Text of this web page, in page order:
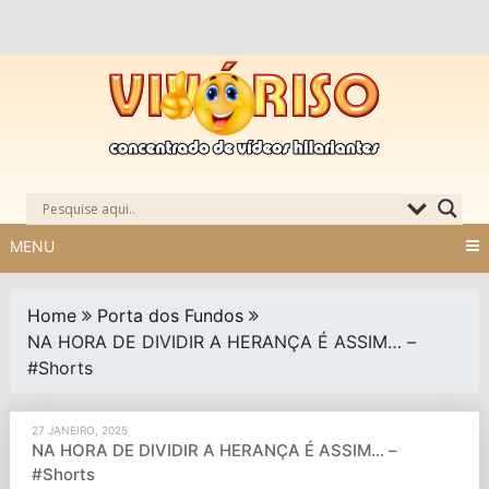
MENU
Home
Porta dos Fundos
NA HORA DE DIVIDIR A HERANÇA É ASSIM… –
#Shorts
27 JANEIRO, 2025
NA HORA DE DIVIDIR A HERANÇA É ASSIM… –
#Shorts